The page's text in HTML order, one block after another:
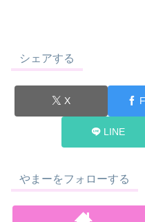
シェアする
X
LINE
やまーをフォローする